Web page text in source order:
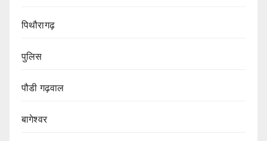
पिथौरागढ़
पुलिस
पौडी गढ़वाल
बागेश्वर